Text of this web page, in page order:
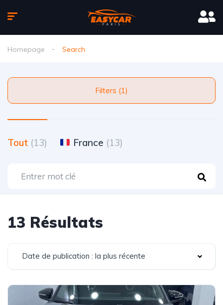
Homepage Search
Filters (1)
Tout (13) France (13)
13 Résultats
Date de publication : la plus récente